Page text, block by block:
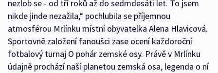
nezlob se - od tří roků až do sedmdesáti let. To jsem
nikde jinde nezažila,“ pochlubila se příjemnou
atmosférou Mrlínku místní obyvatelka Alena Hlavicová.
Sportovně založení fanoušci zase ocení každoroční
fotbalový turnaj O pohár zemské osy. Právě v Mrlínku
údajně prochází naší planetou zemská osa, legenda o ní